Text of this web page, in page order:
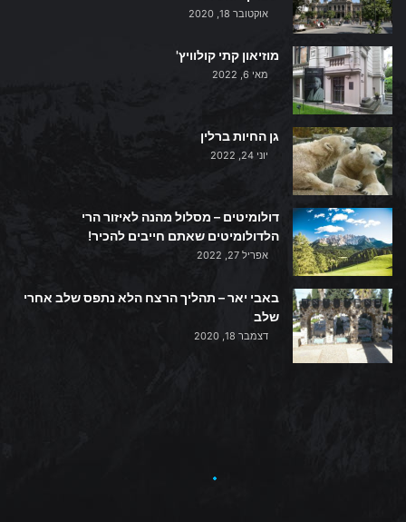
אוקטובר 18, 2020
מוזיאון קתי קולוויץ'
מאי 6, 2022
גן החיות ברלין
יוני 24, 2022
דולומיטים – מסלול מהנה לאיזור הרי
הלדולומיטים שאתם חייבים להכיר!
אפריל 27, 2022
באבי יאר – תהליך הרצח הלא נתפס שלב אחרי
שלב
דצמבר 18, 2020